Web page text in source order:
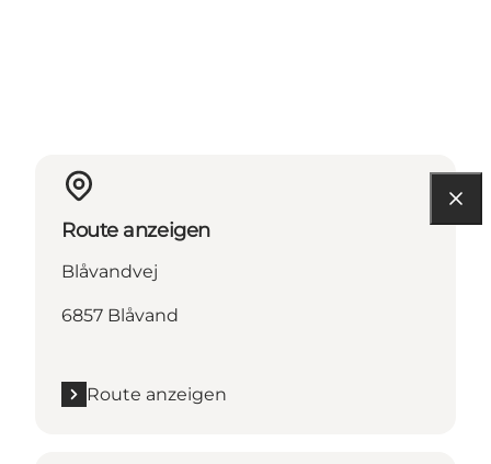
Route anzeigen
Blåvandvej
6857 Blåvand
Route anzeigen